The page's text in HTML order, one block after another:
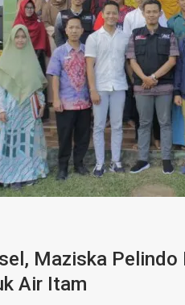
Maziska
Air Itam